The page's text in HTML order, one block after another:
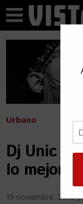
Urbano
Dj Unic
lo mejor
19 noviembre, 2019